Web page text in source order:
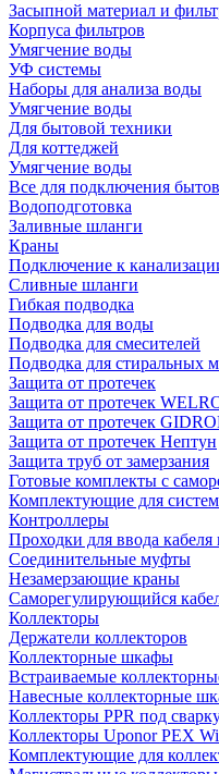
Засыпной материал и
Корпуса фильтров
Умягчение воды
УФ системы
Наборы для анализа воды
Умягчение воды
Для бытовой техники
Для коттеджей
Умягчение воды
Все для подключения
Водоподготовка
Заливные шланги
Краны
Подключение к
Сливные шланги
Гибкая подводка
Подводка для воды
Подводка для смесителей
Подводка для стиральных
Защита от протечек
Защита от протечек
Защита от протечек
Защита от протечек Нептун
Защита труб от замерзания
Готовые комплекты с
Комплектующие для
Контроллеры
Проходки для ввода кабеля
Соединительные муфты
Незамерзающие краны
Саморегулирующийся
Коллекторы
Держатели коллекторов
Коллекторные шкафы
Встраиваемые
Навесные коллекторные
Коллекторы PPR под
Коллекторы Uponor PEX
Комплектующие для